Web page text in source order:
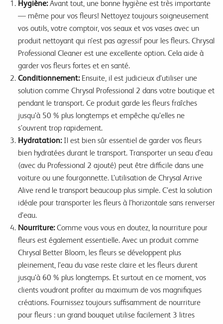
Hygiène:Avant tout, une bonne hygiène est très importante
— même pour vos fleurs! Nettoyez toujours soigneusement
vos outils, votre comptoir, vos seaux et vos vases avec un
produit nettoyant qui n’est pas agressif pour les fleurs. Chrysal
Professional Cleaner est une excellente option. Cela aide à
garder vos fleurs fortes et en santé.
Conditionnement:Ensuite, il est judicieux d’utiliser une
solution comme Chrysal Professional 2 dans votre boutique et
pendant le transport. Ce produit garde les fleurs fraîches
jusqu’à 50 % plus longtemps et empêche qu’elles ne
s’ouvrent trop rapidement.
Hydratation:Il est bien sûr essentiel de garder vos fleurs
bien hydratées durant le transport. Transporter un seau d’eau
(avec du Professional 2 ajouté) peut être difficile dans une
voiture ou une fourgonnette. L’utilisation de Chrysal Arrive
Alive rend le transport beaucoup plus simple. C’est la solution
idéale pour transporter les fleurs à l’horizontale sans renverser
d’eau.
Nourriture:Comme vous vous en doutez, la nourriture pour
fleurs est également essentielle. Avec un produit comme
Chrysal Better Bloom, les fleurs se développent plus
pleinement, l’eau du vase reste claire et les fleurs durent
jusqu’à 60 % plus longtemps. Et surtout en ce moment, vos
clients voudront profiter au maximum de vos magnifiques
créations. Fournissez toujours suffisamment de nourriture
pour fleurs : un grand bouquet utilise facilement 3 litres